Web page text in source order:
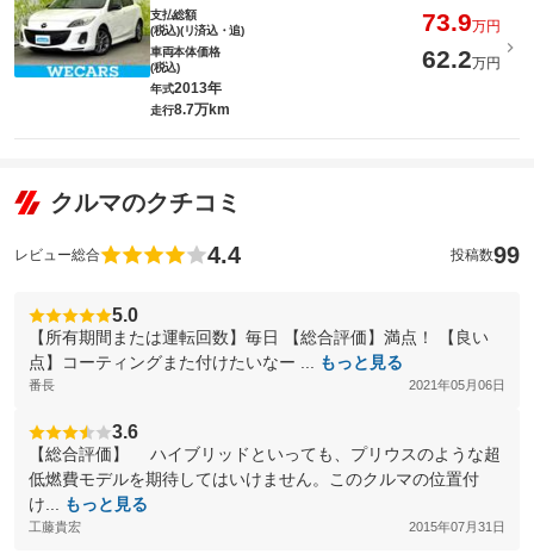
支払総額
(税込)(リ済込・追)
73.9万円
車両本体価格
(税込)
62.2万円
年式2013年
走行8.7万km
クルマのクチコミ
レビュー総合 4.4 投稿数99
5.0
【所有期間または運転回数】毎日 【総合評価】満点！ 【良い
点】コーティングまた付けたいなー ...
もっと見る
番長 2021年05月06日
3.6
【総合評価】 ハイブリッドといっても、プリウスのような超
低燃費モデルを期待してはいけません。このクルマの位置付
け...
もっと見る
工藤貴宏 2015年07月31日